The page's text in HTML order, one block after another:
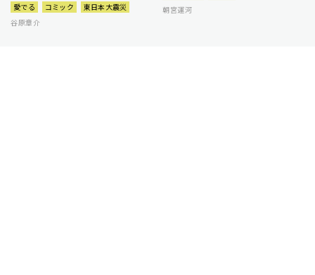
愛でる コミック
東日本大震災
谷原章介
朝宮運河